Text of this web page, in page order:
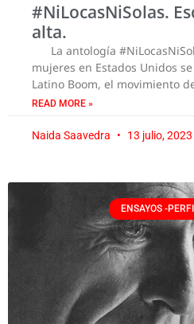
#NiLocasNiSolas.
alta.
La antología
mujeres en Estados Unidos
Latino Boom, el movimiento
READ MORE »
Naida Saavedra 13 julio, 2023
ENSAYOS -